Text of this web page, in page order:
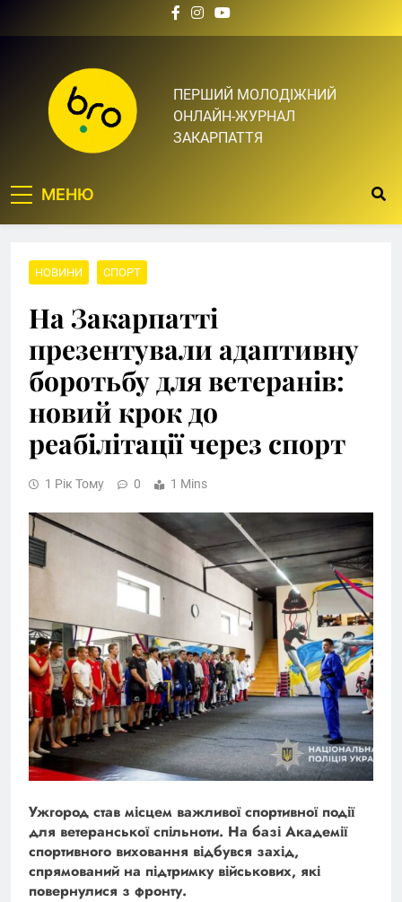
Bro.org.ua | BRO – ЦЕ
ТВІЙ БРО
ПЕРШИЙ МОЛОДІЖНИЙ
ОНЛАЙН-ЖУРНАЛ
ЗАКАРПАТТЯ
МЕНЮ
НОВИНИ СПОРТ
На Закарпатті
презентували адаптивну
боротьбу для ветеранів:
новий крок до
реабілітації через спорт
1 Рік Тому 0 1 Mins
Ужгород став місцем важливої спортивної події
для ветеранської спільноти. На базі Академії
спортивного виховання відбувся захід,
спрямований на підтримку військових, які
повернулися з фронту.